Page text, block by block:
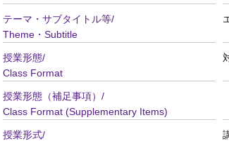
テーマ・サブタイトル等/
Theme・Subtitle
授業形態/
Class Format
授業形態（補足事項）/
Class Format (Supplementary Items)
授業形式/